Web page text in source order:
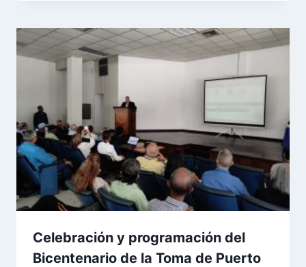
Celebración y programación del
Bicentenario de la Toma de Puerto